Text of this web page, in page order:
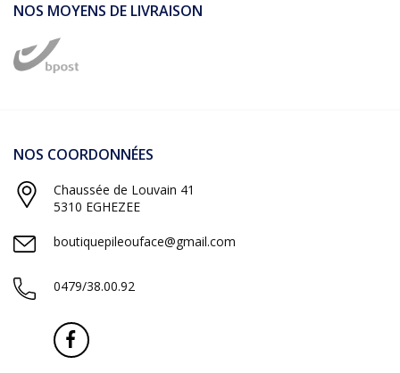
NOS MOYENS DE LIVRAISON
NOS COORDONNÉES
Chaussée de Louvain 41
5310 EGHEZEE
boutiquepileouface@gmail.com
0479/38.00.92